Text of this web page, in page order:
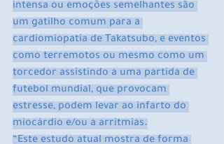
intensa ou emoções semelhantes são
um gatilho comum para a
cardiomiopatia de Takatsubo, e eventos
como terremotos ou mesmo como um
torcedor assistindo a uma partida de
futebol mundial, que provocam
estresse, podem levar ao infarto do
miocárdio e/ou a arritmias.
“Este estudo atual mostra de forma